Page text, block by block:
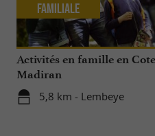
Activités en famille en
Madiran
5,8 km - Lembeye
Familiale